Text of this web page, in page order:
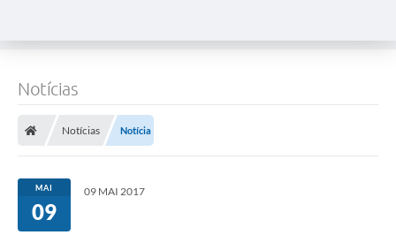
Notícias
Notícias Notícia
MAI
09
09 MAI 2017